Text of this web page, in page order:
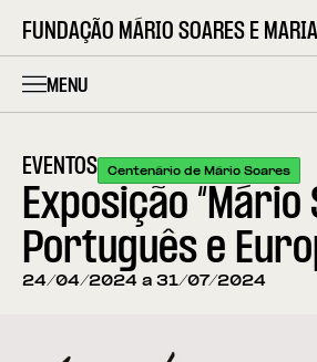
FUNDAÇÃO MÁRIO SOARES E
MENU
EVENTOS Centenário de Mário Soares
Exposição “Mário
Português e
24/04/2024 a 31/07/2024